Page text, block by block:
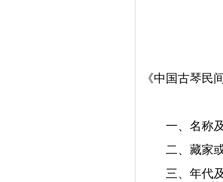
《中国古琴民
一、名称及
二、藏家或
三、年代及